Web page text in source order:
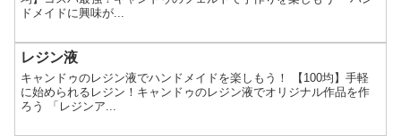
ドメイドに興味が...
レジン液
キャンドゥのレジン液でハンドメイドを楽しもう！ 【100均】手軽
に始められるレジン！キャンドゥのレジン液でオリジナル作品を作
ろう 「レジンア...